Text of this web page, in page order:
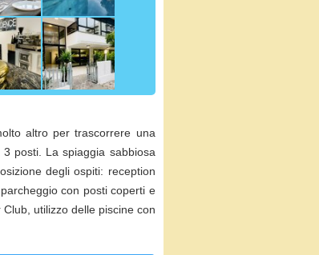
altro per trascorrere una
posti. La spiaggia sabbiosa
degli ospiti: reception
con posti coperti e
utilizzo delle piscine con